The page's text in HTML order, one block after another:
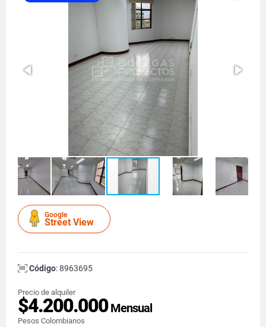
Google
Street View
Código: 8963695
Precio de alquiler
$4.200.000Mensual
Pesos Colombianos